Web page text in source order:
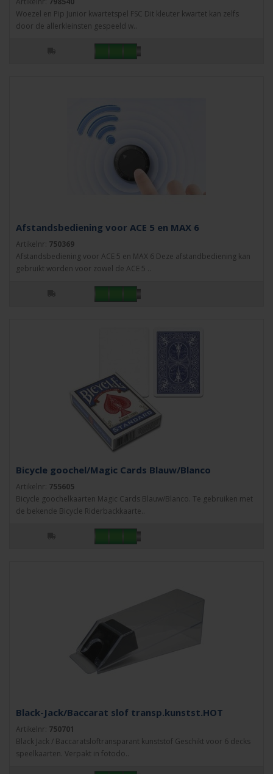
Woezel en Pip Junior kwartetspel FSC Dit kleuter kwartet kan zelfs
door de allerkleinsten gespeeld w..
Afstandsbediening voor ACE 5 en MAX 6
Artikelnr: 750369
Afstandsbediening voor ACE 5 en MAX 6 Deze afstandbediening kan
gebruikt worden voor zowel de ACE 5 ..
Bicycle goochel/Magic Cards Blauw/Blanco
Artikelnr: 755605
Bicycle goochelkaarten Magic Cards Blauw/Blanco. Te gebruiken met
de bekende Bicycle Riderbackkaarte..
Black-Jack/Baccarat slof transp.kunstst.HOT
Artikelnr: 750701
Black Jack / Baccaratsloftransparant kunststof Geschikt voor 6 decks
speelkaarten. Verpakt in fotodo..